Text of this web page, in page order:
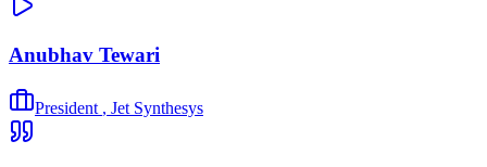
Anubhav Tewari
President , Jet Synthesys